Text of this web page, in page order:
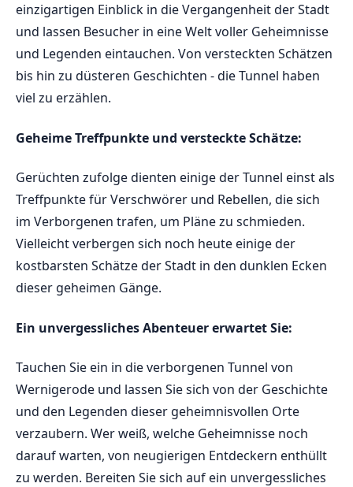
einzigartigen Einblick ⁢in die Vergangenheit ‍der Stadt
und lassen Besucher in⁣ eine Welt ⁣voller Geheimnisse
und Legenden‍ eintauchen.‍ Von versteckten Schätzen
bis⁣ hin zu düsteren Geschichten - die Tunnel haben
viel⁢ zu⁢ erzählen.
Geheime Treffpunkte ⁤und versteckte Schätze:
Gerüchten zufolge dienten einige der⁣ Tunnel ⁤einst ‍als
Treffpunkte für ⁤Verschwörer⁤ und Rebellen, die sich
‌im Verborgenen‍ trafen, um Pläne zu ​schmieden.‍
Vielleicht verbergen sich noch heute einige der ​
kostbarsten ​Schätze der ‌Stadt in den⁢ dunklen ⁤Ecken
dieser geheimen ‍Gänge.
Ein⁤ unvergessliches​ Abenteuer ‌erwartet Sie:
Tauchen Sie ein in die ‌verborgenen Tunnel von
Wernigerode und lassen Sie sich ⁢von der‍ Geschichte
und ‍den​ Legenden‍ dieser geheimnisvollen Orte
⁤verzaubern. Wer weiß, welche ⁤Geheimnisse noch
⁣darauf‍ warten,‌ von ‍neugierigen Entdeckern enthüllt⁢
zu ‌werden. ⁢Bereiten⁤ Sie sich auf‍ ein unvergessliches